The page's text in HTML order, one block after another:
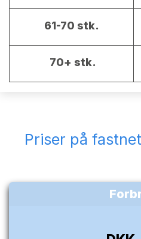
61-70 stk.
70+ stk.
Priser på